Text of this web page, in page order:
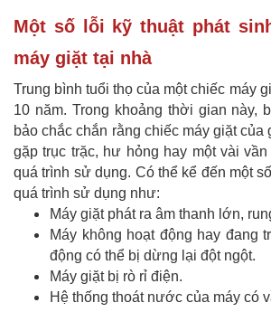
Một số lỗi kỹ thuật phát
máy giặt tại nhà
Trung bình tuổi thọ của một chiếc máy
10 năm. Trong khoảng thời gian này,
bảo chắc chắn rằng chiếc máy giặt của
gặp trục trặc, hư hỏng hay một vài
quá trình sử dụng. Có thể kể đến một
quá trình sử dụng như:
Máy giặt phát ra âm thanh lớn,
Máy không hoạt động hay đang
động có thể bị dừng lại đột ngột.
Máy giặt bị rò rỉ điện.
Hệ thống thoát nước của máy có